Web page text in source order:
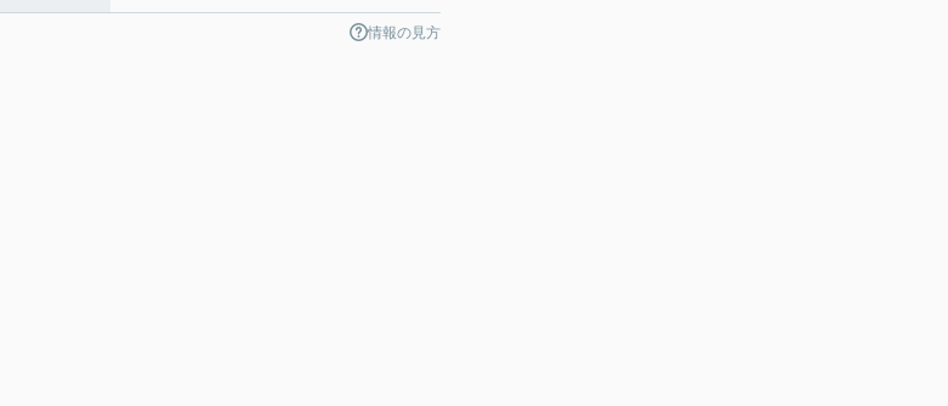
情報の見方